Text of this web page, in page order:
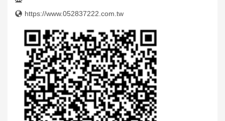
https://www.052837222.com.tw